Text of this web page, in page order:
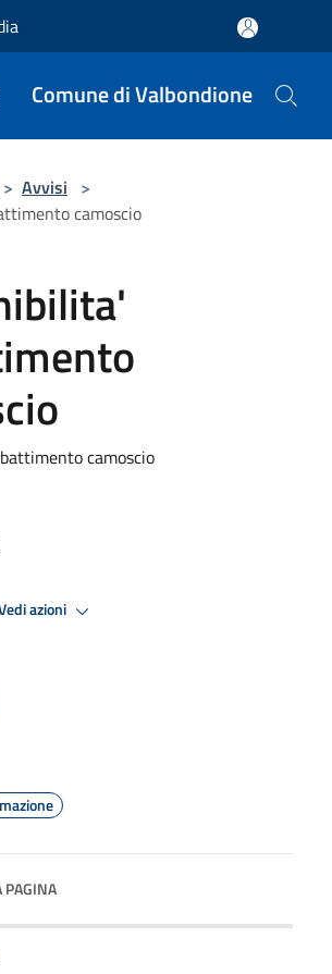
Comune di Valbondione
> Avvisi >
camoscio
camoscio
azioni
PAGINA